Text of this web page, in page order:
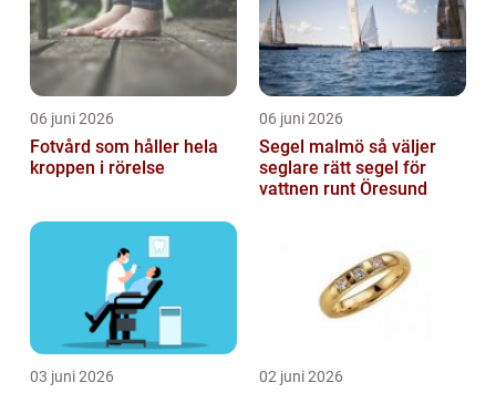
06 juni 2026
Fotvård som håller hela
kroppen i rörelse
06 juni 2026
Segel malmö så väljer
seglare rätt segel för
vattnen runt Öresund
03 juni 2026 02 juni 2026